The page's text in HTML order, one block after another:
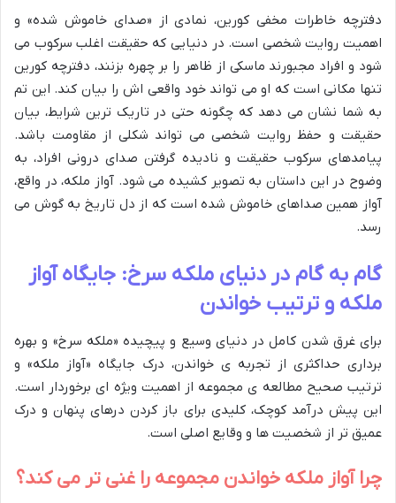
دفترچه خاطرات مخفی کورین، نمادی از «صدای خاموش شده» و
اهمیت روایت شخصی است. در دنیایی که حقیقت اغلب سرکوب می
شود و افراد مجبورند ماسکی از ظاهر را بر چهره بزنند، دفترچه کورین
تنها مکانی است که او می تواند خود واقعی اش را بیان کند. این تم
به شما نشان می دهد که چگونه حتی در تاریک ترین شرایط، بیان
حقیقت و حفظ روایت شخصی می تواند شکلی از مقاومت باشد.
پیامدهای سرکوب حقیقت و نادیده گرفتن صدای درونی افراد، به
وضوح در این داستان به تصویر کشیده می شود. آواز ملکه، در واقع،
آواز همین صداهای خاموش شده است که از دل تاریخ به گوش می
رسد.
گام به گام در دنیای ملکه سرخ: جایگاه آواز
ملکه و ترتیب خواندن
برای غرق شدن کامل در دنیای وسیع و پیچیده «ملکه سرخ» و بهره
برداری حداکثری از تجربه ی خواندن، درک جایگاه «آواز ملکه» و
ترتیب صحیح مطالعه ی مجموعه از اهمیت ویژه ای برخوردار است.
این پیش درآمد کوچک، کلیدی برای باز کردن درهای پنهان و درک
عمیق تر از شخصیت ها و وقایع اصلی است.
چرا آواز ملکه خواندن مجموعه را غنی تر می کند؟